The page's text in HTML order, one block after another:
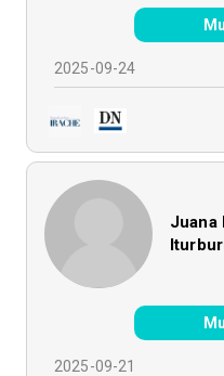
2025-09-24
Juana
2025-09-21